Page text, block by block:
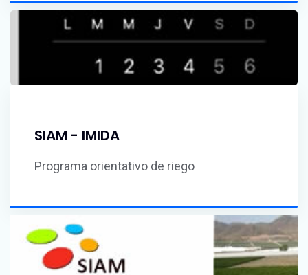
SIAM - IMIDA
Programa orientativo de riego